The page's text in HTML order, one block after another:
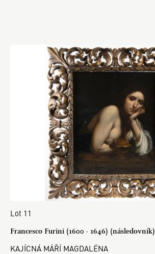
Lot 11
Francesco Furini (1600 - 1646) (následovník)
KAJÍCNÁ MÁŘÍ MAGDALÉNA